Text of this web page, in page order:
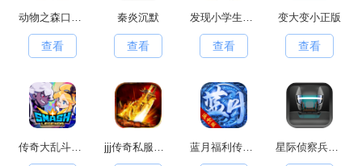
查看
秦炎沉默
查看 查看
变大变小正版
查看
传奇大乱斗原版 jjj传奇私服手游无广告版 蓝月福利传奇红包版 星际侦察兵K1手游直装版